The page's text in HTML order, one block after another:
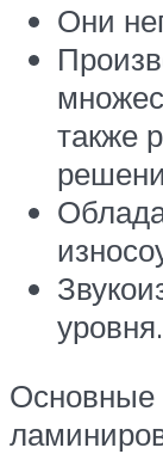
Они
также
уровня.
Основные